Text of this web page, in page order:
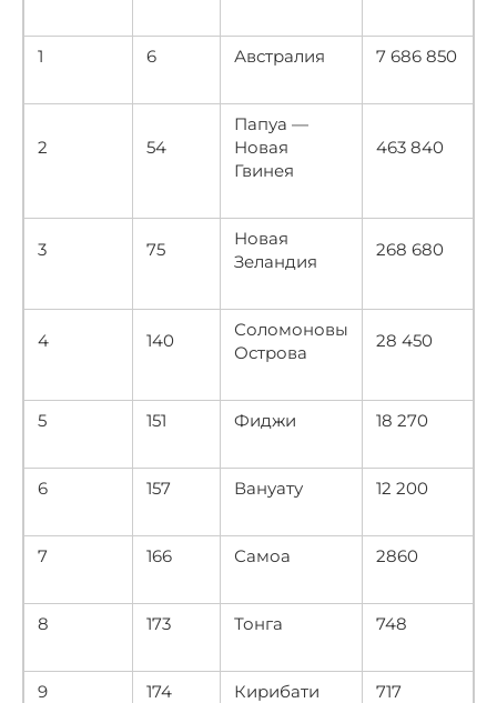
1 6 Австралия 7 686 850
2 54
Папуа —
Новая
Гвинея
463 840
3 75
Новая
Зеландия
268 680
4 140
Соломоновы
Острова
28 450
5 151 Фиджи 18 270
6 157 Вануату 12 200
7 166 Самоа 2860
8 173 Тонга 748
9 174 Кирибати 717